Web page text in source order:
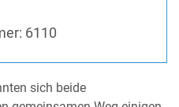
6110
sich beide